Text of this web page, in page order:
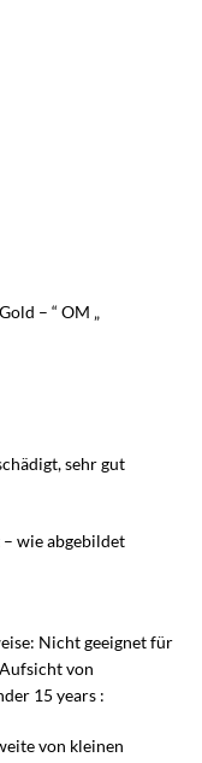
– “ OM „
sehr gut
wie abgebildet
Nicht geeignet für
von
15 years :
von kleinen